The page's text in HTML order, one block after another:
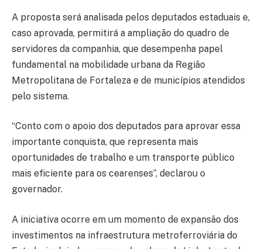
A proposta será analisada pelos deputados estaduais e,
caso aprovada, permitirá a ampliação do quadro de
servidores da companhia, que desempenha papel
fundamental na mobilidade urbana da Região
Metropolitana de Fortaleza e de municípios atendidos
pelo sistema.
“Conto com o apoio dos deputados para aprovar essa
importante conquista, que representa mais
oportunidades de trabalho e um transporte público
mais eficiente para os cearenses”, declarou o
governador.
A iniciativa ocorre em um momento de expansão dos
investimentos na infraestrutura metroferroviária do